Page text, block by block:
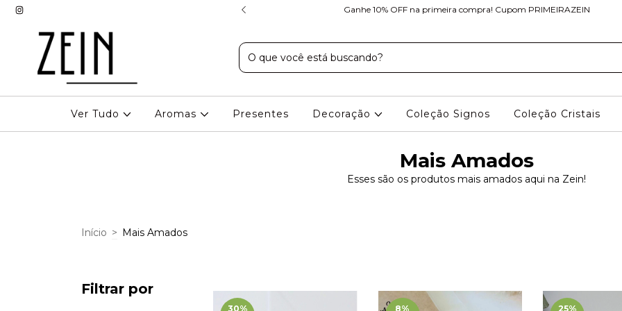
EM BH Ganhe 10% OFF na primeira compra! Cupom PRIMEIRAZEIN
Ver Tudo Aromas Presentes Decoração Coleção Signos Coleção Cristais
Mais Amados
Esses são os produtos mais amados aqui na Zein!
Início > Mais Amados
Filtrar por
30%
8%
25%